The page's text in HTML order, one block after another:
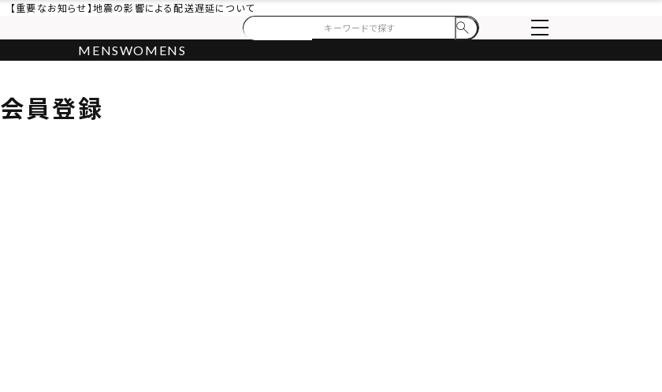
【重要なお知らせ】地震の影響による配送遅延について
MENSWOMENS
会員登録